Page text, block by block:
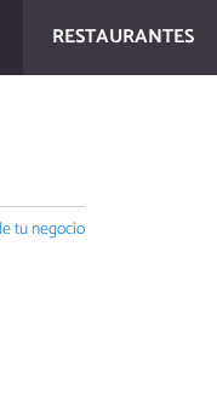
RESTAURANTES
tu negocio